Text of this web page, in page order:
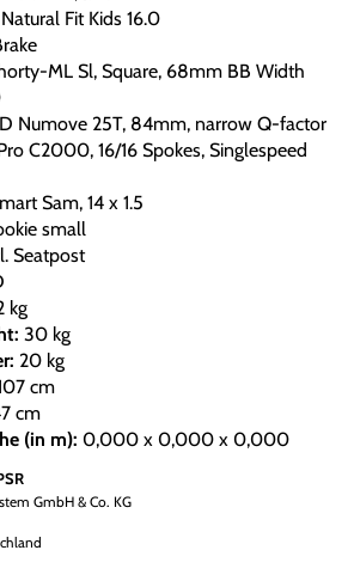
Natural Fit Kids 16.0
ML Sl, Square, 68mm BB Width
Numove 25T, 84mm, narrow Q-factor
C2000, 16/16 Spokes, Singlespeed
Sam, 14 x 1.5
small
Seatpost
kg
30 kg
20 kg
cm
cm
(in m): 0,000 x 0,000 x 0,000
GmbH & Co. KG